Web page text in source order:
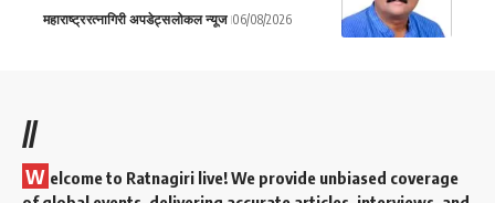
महाराष्ट्ररत्नागिरी अपडेट्सलोकल न्यूज 06/08/2026
//
W elcome to Ratnagiri live! We provide unbiased coverage